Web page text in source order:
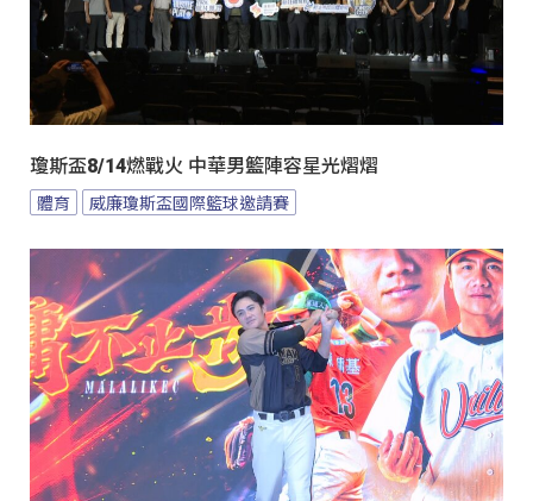
瓊斯盃8/14燃戰火 中華男籃陣容星光熠熠
體育 威廉瓊斯盃國際籃球邀請賽